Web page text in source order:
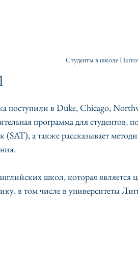
Студенты в школе
поступили в Duke, Chicago,
программа для
(SAT), а также рассказывает
школ, которая является
в том числе в университеты